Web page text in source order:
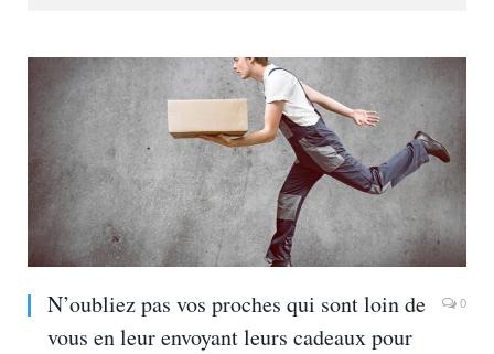
N’oubliez pas vos proches qui sont loin de
vous en leur envoyant leurs cadeaux pour
0